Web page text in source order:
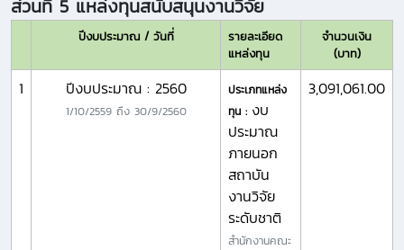
ส่วนที่ 5 แหล่งทุนสนับสนุนงานวิจัย
ปีงบประมาณ / วันที่
รายละเอียด
แหล่งทุน
จำนวนเงิน
(บาท)
1 ปีงบประมาณ : 2560
1/10/2559ถึง 30/9/2560
ประเภทแหล่ง
ทุน : งบ
ประมาณ
ภายนอก
สถาบัน
งานวิจัย
ระดับชาติ
สำนักงานคณะ
3,091,061.00